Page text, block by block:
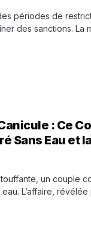
périodes de
des sanctions. La
: Ce
Sans Eau et
un couple
L’affaire,